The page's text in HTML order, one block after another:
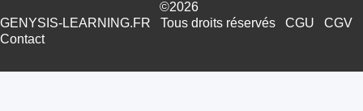
©2026
GENYSIS-LEARNING.FR
Tous droits réservés CGU
CGV
Contact